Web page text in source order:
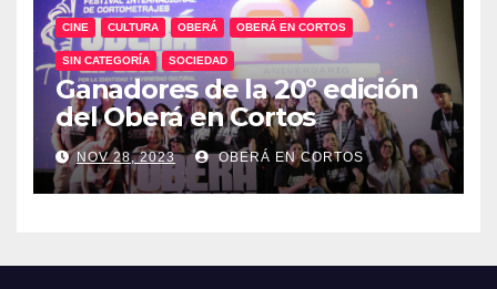
CINE CULTURA OBERÁ OBERÁ EN CORTOS
SIN CATEGORÍA SOCIEDAD
Ganadores de la 20º edición
del Oberá en Cortos
NOV 28, 2023 OBERÁ EN CORTOS